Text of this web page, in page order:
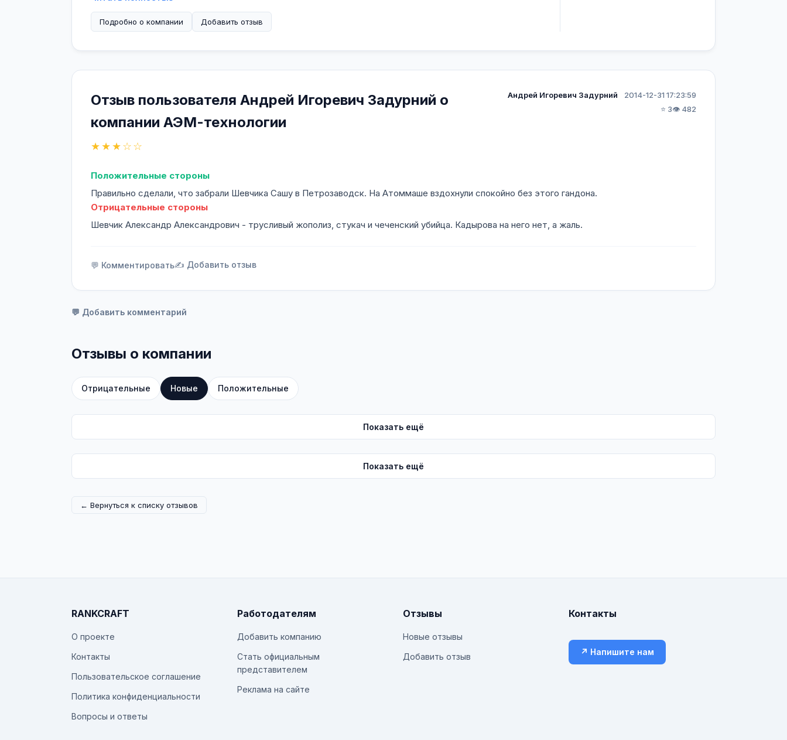
Подробно о компании Добавить отзыв
Отзыв пользователя Андрей Игоревич Задурний о
компании АЭМ-технологии
★★★☆☆
Андрей Игоревич Задурний
2014-12-31 17:23:59
⭐ 3👁️ 482
Положительные стороны
Правильно сделали, что забрали Шевчика Сашу в Петрозаводск. На Атоммаше вздохнули спокойно без этого гандона.
Отрицательные стороны
Шевчик Александр Александрович - трусливый жополиз, стукач и чеченский убийца. Кадырова на него нет, а жаль.
💬 Комментировать✍️ Добавить отзыв
💬 Добавить комментарий
Отзывы о компании
Отрицательные Новые Положительные
Показать ещё
Показать ещё
← Вернуться к списку отзывов
RANKCRAFT
О проекте
Контакты
Пользовательское соглашение
Политика конфиденциальности
Вопросы и ответы
Работодателям
Добавить компанию
Стать официальным
представителем
Реклама на сайте
Отзывы
Новые отзывы
Добавить отзыв
Контакты
↗ Напишите нам